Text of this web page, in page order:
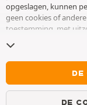
opgeslagen, kunnen
geen cookies of
toestemming, met
toestemming op elk
cookies en andere
surfen zonder het
aanvaarden.
TYRES. Voor meer
DE
DE